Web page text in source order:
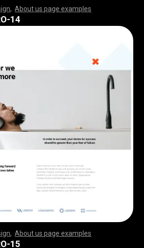
,About us page examples
,,,, ,,,,,,,,,,,,,,,,,,,,,,,,,,,
,,,, ,,,,,,,,,,,,,,,,,,,,,,,,,,,
,,,, ,,,,,,,,,,,,,,,,,,,,,,,,,,,
,,,, ,,,,,,,,,,,,,,,,,,,,,,,,,,,
,,,, ,,,,,,,,,,,,,,,,,,,,,,,,,,,
,,,, ,,,,,,,,,,,,,,,,,,,,,,,,,,,
,,,, ,,,,,,,,,,,,,,,,,,,,,,,,,,,
,,,, ,,,,,,,,,,,,
14
,About us page examples
,,,, ,,,,,,,,,,,,,,,,,,,,,,,,,,,
,,,, ,,,,,,,,,,,,,,,,,,,,,,,,,,,
,,,, ,,,,,,,,,,,,,,,,,,,,,,,,,,,
,,,, ,,,,,,,,,,,,,,,,,,,,,,,,,,,
,,,, ,,,,,,,,,,,,,,,,,,,,,,,,,,,
,,,, ,,,,,,,,,,,,,,,,,,,,,,,,,,,
,,,, ,,,,,,,,,,,,,,,,,,,,,,,,,,,
,,,, ,,,,,,,,,,,,
15